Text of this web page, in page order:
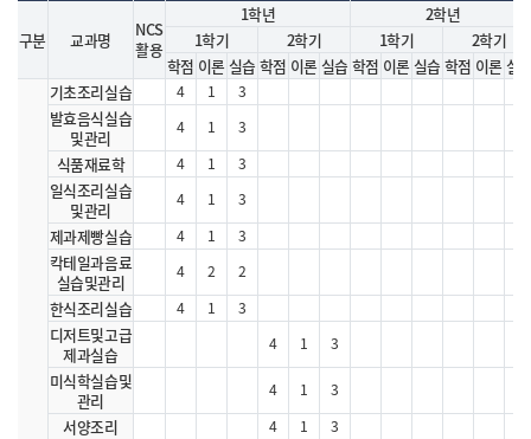
구분 교과명
NCS
활용
1학년
2학년
1학기
2학기 1학기
2학기
학점 이론실습 학점 이론실습 학점 이론실습 학점 이론실
기초조리실습 4 1 3
발효음식실습
및관리
4 1 3
식품재료학 4 1 3
일식조리실습
및관리
4 1 3
제과제빵실습 4 1 3
칵테일과음료
실습및관리
4 2 2
한식조리실습 4 1 3
디저트및고급
제과실습
4 1 3
미식학실습및
관리
4 1 3
서양조리 4 1 3